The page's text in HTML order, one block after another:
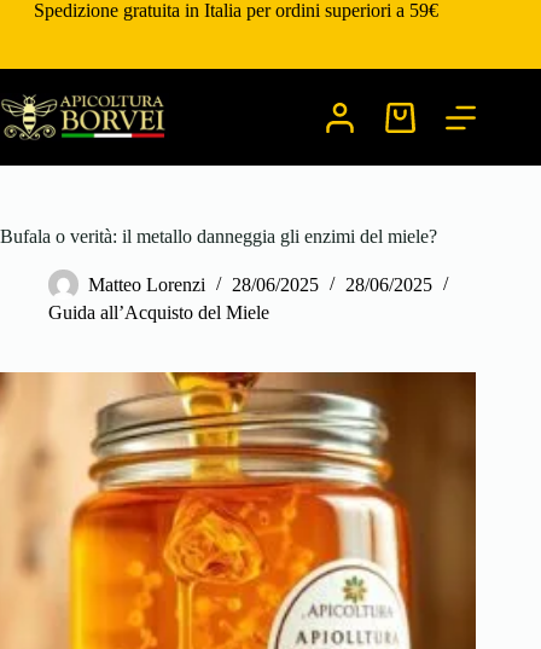
SaltaSpedizione gratuita in Italia per ordini superiori a 59€
Carrello
Bufala o verità: il metallo danneggia gli enzimi del miele?
Matteo Lorenzi 28/06/2025
28/06/2025
Guida all’Acquisto del Miele